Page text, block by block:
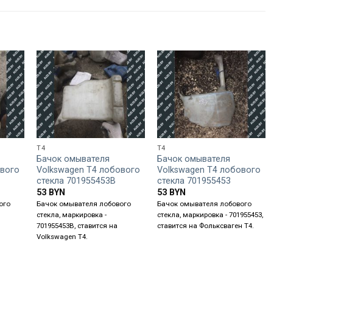
T4
Бачок омывателя
Volkswagen T4 лобового
стекла 701955453B
53 BYN
Бачок омывателя лобового
стекла, маркировка -
701955453B, ставится на
Volkswagen T4.
T4
Бачок омывателя
Volkswagen T4 лобового
стекла 701955453
53 BYN
Бачок омывателя лобового
стекла, маркировка - 701955453,
ставится на Фольксваген Т4.